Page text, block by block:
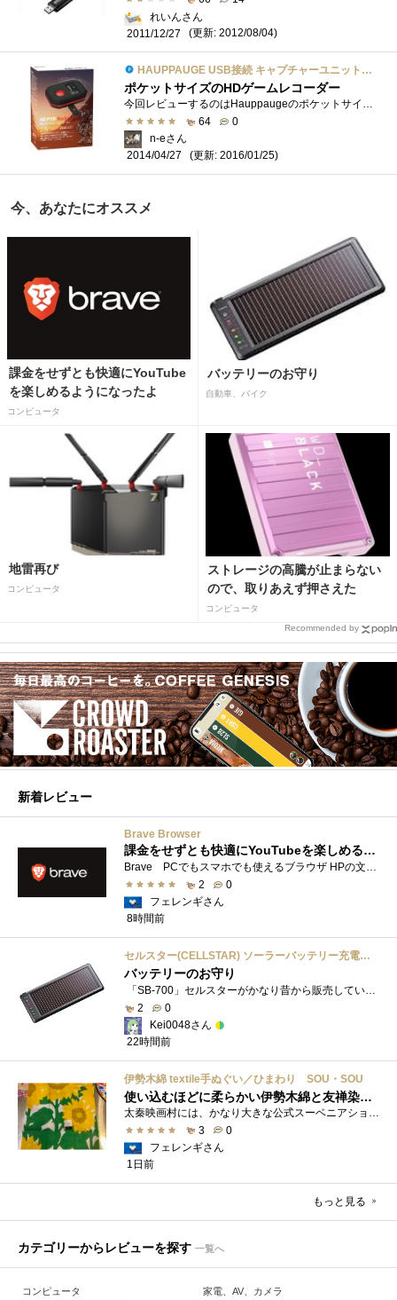
れいんさん
2011/12/27
(更新: 2012/08/04)
HAUPPAUGE USB接続 キャプチャーユニットHD PVR Rocket
ポケットサイズのHDゲームレコーダー
今回レビューするのはHauppaugeのポケットサイズのハイビジョンキャプチャーユニット「HDPVRRocket」です。 この製品は単体でHDMIとコンポーネント入...
64
0
n-eさん
2014/04/27
(更新: 2016/01/25)
今、あなたにオススメ
課金をせずとも快適にYouTube
を楽しめるようになったよ
コンピュータ
バッテリーのお守り
自動車、バイク
地雷再び
コンピュータ
ストレージの高騰が止まらない
ので、取りあえず押さえた
コンピュータ
Recommended by
新着レビュー
Brave Browser
課金をせずとも快適にYouTubeを楽しめるようになったよ
Brave PCでもスマホでも使えるブラウザ HPの文言は 広告やトラッカーがブロックされるから、訪問するサイトをよりすっきりした表示で閲覧でき�...
2
0
フェレンギさん
8時間前
セルスター(CELLSTAR) ソーラーバッテリー充電器 SB-700 DC12V専用
バッテリーのお守り
「SB-700」セルスターがかなり昔から販売しているソーラーチャージャーです。ガッツリ充電する用ではなく待機電力(暗電流って言うらしい)対策�...
2
0
Kei0048さん
22時間前
伊勢木綿 textile手ぬぐい／ひまわり SOU・SOU
使い込むほどに柔らかい伊勢木綿と友禅染の発色を楽しむ
3
0
フェレンギさん
1日前
もっと見る
カテゴリーからレビューを探す 一覧へ
コンピュータ 家電、AV、カメラ